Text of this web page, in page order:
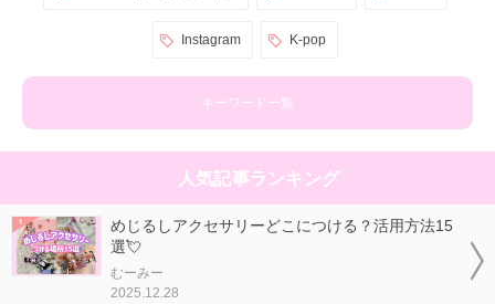
Instagram K-pop
キーワード一覧
人気記事ランキング
めじるしアクセサリーどこにつける？活用方法15
選💘
むーみー
2025.12.28